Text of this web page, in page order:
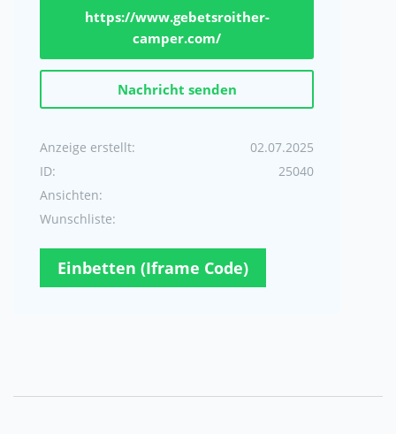
https://www.gebetsroither-
camper.com/
Nachricht senden
Anzeige erstellt:
02.07.2025
ID:
25040
Ansichten:
Wunschliste:
Einbetten (Iframe Code)